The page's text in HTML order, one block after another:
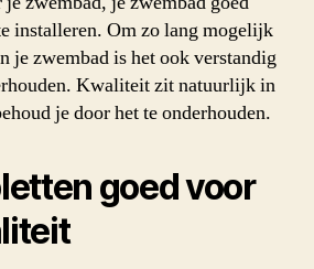
installeren. Om zo lang mogelijk
je zwembad is het ook verstandig
Kwaliteit zit natuurlijk in
je door het te onderhouden.
goed voor